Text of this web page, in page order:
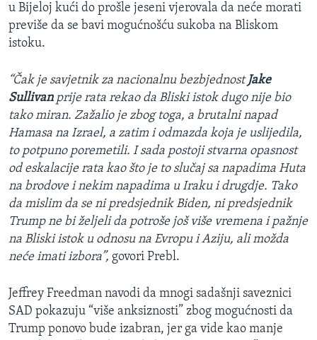
u Bijeloj kući do prošle jeseni vjerovala da neće morati
previše da se bavi mogućnošću sukoba na Bliskom
istoku.
“Čak je savjetnik za nacionalnu bezbjednostJake
Sullivanprije rata rekao da Bliski istok dugo nije bio
tako miran. Zažalio je zbog toga, a brutalni napad
Hamasa na Izrael, a zatim i odmazda koja je uslijedila,
to potpuno poremetili. I sada postoji stvarna opasnost
od eskalacije rata kao što je to slučaj sa napadima Huta
na brodove i nekim napadima u Iraku i drugdje. Tako
da mislim da se ni predsjednik Biden, ni predsjednik
Trump ne bi željeli da potroše još više vremena i pažnje
na Bliski istok u odnosu na Evropu i Aziju, ali možda
neće imati izbora”, govori Prebl.
Jeffrey Freedman navodi da mnogi sadašnji saveznici
SAD pokazuju “više anksiznosti” zbog mogućnosti da
Trump ponovo bude izabran, jer ga vide kao manje